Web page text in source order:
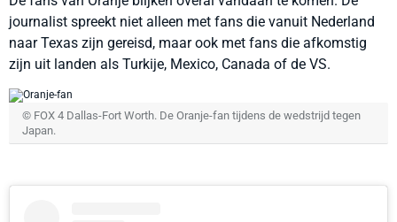
journalist spreekt niet alleen met fans die vanuit Nederland
naar Texas zijn gereisd, maar ook met fans die afkomstig
zijn uit landen als Turkije, Mexico, Canada of de VS.
© FOX 4 Dallas-Fort Worth. De Oranje-fan tijdens de wedstrijd tegen
Japan.